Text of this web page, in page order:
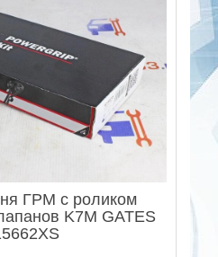
ГРМ с роликом
K7M GATES